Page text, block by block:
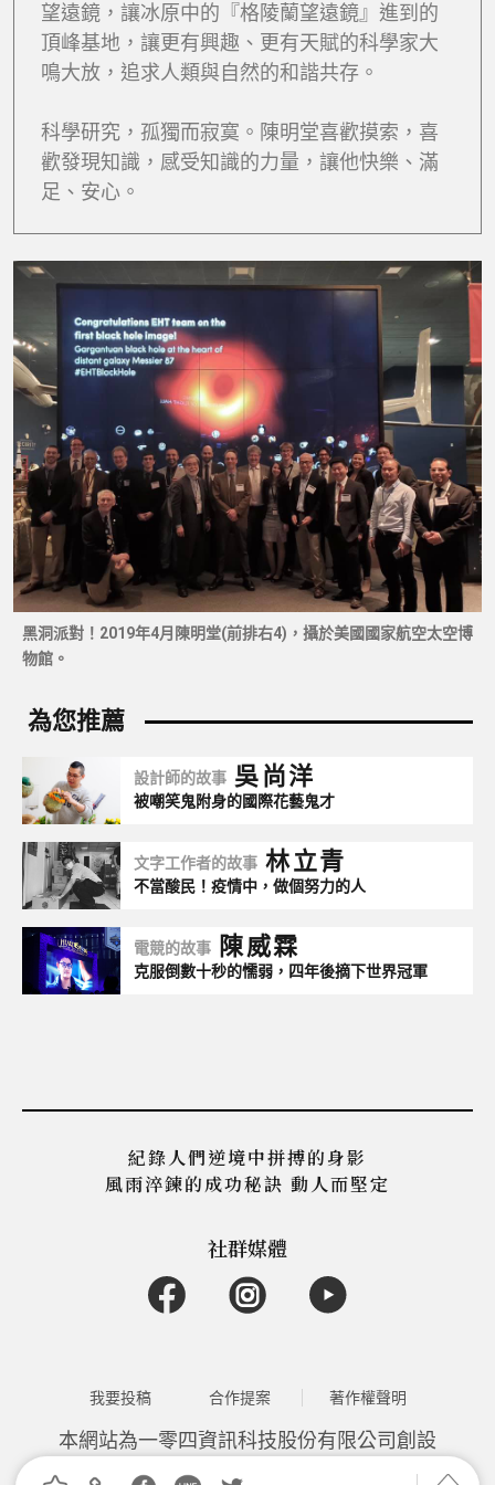
望遠鏡，讓冰原中的『格陵蘭望遠鏡』進到的
頂峰基地，讓更有興趣、更有天賦的科學家大
鳴大放，追求人類與自然的和諧共存。
科學研究，孤獨而寂寞。陳明堂喜歡摸索，喜
歡發現知識，感受知識的力量，讓他快樂、滿
足、安心。
黑洞派對！2019年4月陳明堂(前排右4)，攝於美國國家航空太空博
物館。
設計師的故事 吳尚洋
被嘲笑鬼附身的國際花藝鬼才
文字工作者的故事 林立青
不當酸民！疫情中，做個努力的人
電競的故事 陳威霖
克服倒數十秒的懦弱，四年後摘下世界冠軍
紀錄人們逆境中拼搏的身影
風雨淬鍊的成功秘訣 動人而堅定
社群媒體
我要投稿 合作提案 著作權聲明
本網站為一零四資訊科技股份有限公司創設